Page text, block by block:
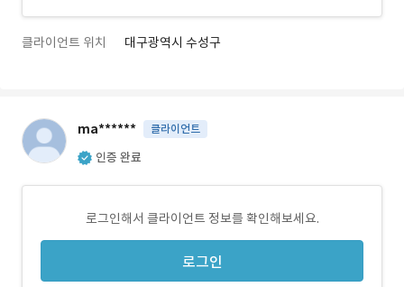
클라이언트 위치 대구광역시 수성구
ma****** 클라이언트
인증 완료
로그인해서 클라이언트 정보를 확인해보세요.
로그인